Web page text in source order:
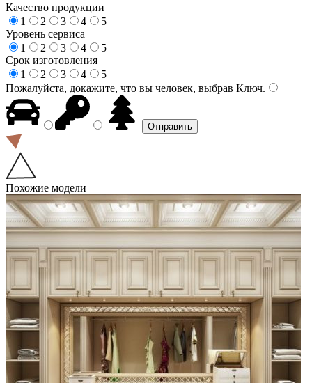
Качество продукции
1
2 3 4
5
Уровень сервиса
1
2 3 4
5
Срок изготовления
1
2 3 4
5
Пожалуйста, докажите, что вы человек, выбрав Ключ.
Похожие модели